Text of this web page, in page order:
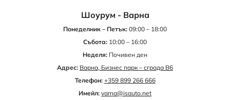
Шоурум - Варна
Понеделник – Петък: 09:00 – 18:00
Събота: 10:00 – 16:00
Неделя: Почивен ден
Адрес: Варна, Бизнес парк – сграда B6
Телефон: +359 899 266 666
Имейл: varna@isauto.net